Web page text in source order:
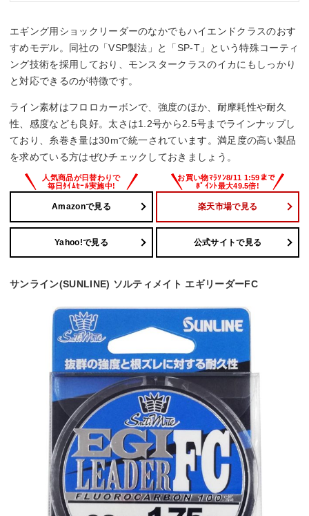
エギング用ショックリーダーのなかでもハイエンドクラスのおす
すめモデル。同社の「VSP製法」と「SP-T」という特殊コーティ
ング技術を採用しており、モンスタークラスのイカにもしっかり
と対応できるのが特徴です。
ライン素材はフロロカーボンで、強度のほか、耐摩耗性や耐久
性、感度なども良好。太さは1.2号から2.5号までラインナップし
ており、糸巻き量は30mで統一されています。満足度の高い製品
を求めている方はぜひチェックしておきましょう。
Amazonで見る 楽天市場で見る
Yahoo!で見る 公式サイトで見る
サンライン(SUNLINE) ソルティメイト エギリーダーFC